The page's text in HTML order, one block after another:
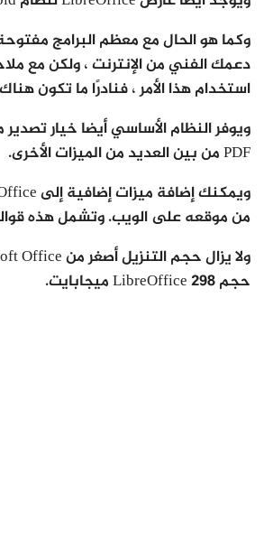
وكما هو الحال مع معظم البرامج
دعمك الفني من الإنترنت ، ولكن مع
استخدام هذا الأمر ، فنادرًا ما تكون
ويوفر النظام الأساسي أيضا خيار
PDF من بين العديد من الميزات الأخرى.
من موقعه على الويب. وتشمل هذه
حجم LibreOffice 298 ميجابايت.